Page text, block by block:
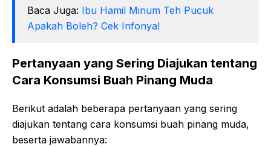
Baca Juga: Ibu Hamil Minum Teh Pucuk
Apakah Boleh? Cek Infonya!
Pertanyaan yang Sering Diajukan tentang
Cara Konsumsi Buah Pinang Muda
Berikut adalah beberapa pertanyaan yang sering
diajukan tentang cara konsumsi buah pinang muda,
beserta jawabannya: